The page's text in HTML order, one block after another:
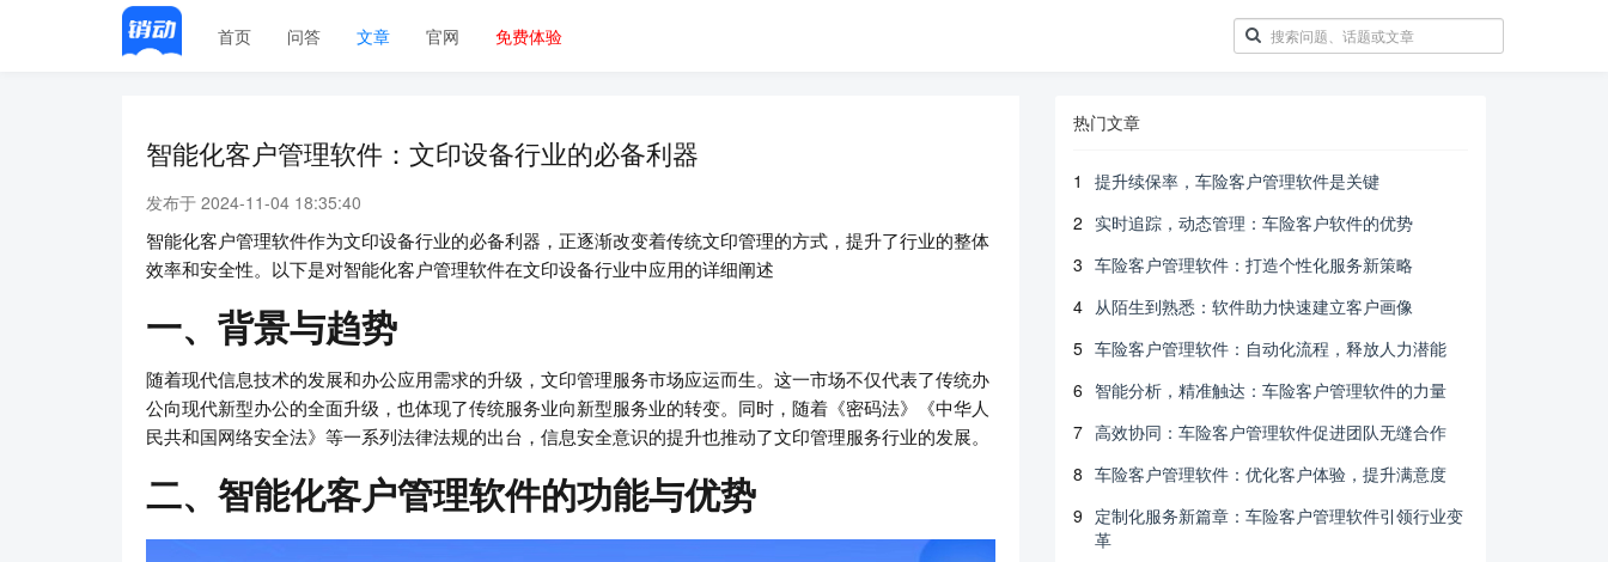
首页 问答 文章 官网 免费体验
智能化客户管理软件：文印设备行业的必备利器
发布于 2024-11-04 18:35:40
智能化客户管理软件作为文印设备行业的必备利器，正逐渐改变着传统文印管理的方式，提升了行业的整体
效率和安全性。以下是对智能化客户管理软件在文印设备行业中应用的详细阐述
一、背景与趋势
随着现代信息技术的发展和办公应用需求的升级，文印管理服务市场应运而生。这一市场不仅代表了传统办
公向现代新型办公的全面升级，也体现了传统服务业向新型服务业的转变。同时，随着《密码法》《中华人
民共和国网络安全法》等一系列法律法规的出台，信息安全意识的提升也推动了文印管理服务行业的发展。
二、智能化客户管理软件的功能与优势
热门文章
1
提升续保率，车险客户管理软件是关键
2 实时追踪，动态管理：车险客户软件的优势
3 车险客户管理软件：打造个性化服务新策略
4 从陌生到熟悉：软件助力快速建立客户画像
5 车险客户管理软件：自动化流程，释放人力潜能
6 智能分析，精准触达：车险客户管理软件的力量
7 高效协同：车险客户管理软件促进团队无缝合作
8 车险客户管理软件：优化客户体验，提升满意度
9 定制化服务新篇章：车险客户管理软件引领行业变
革